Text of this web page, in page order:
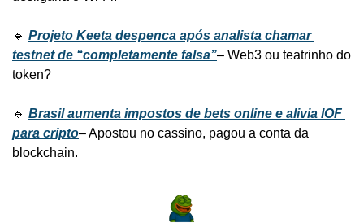
🔹 Projeto Keeta despenca após analista chamar
testnet de “completamente falsa”– Web3 ou teatrinho do
token?
🔹 Brasil aumenta impostos de bets online e alivia IOF
para cripto– Apostou no cassino, pagou a conta da
blockchain.